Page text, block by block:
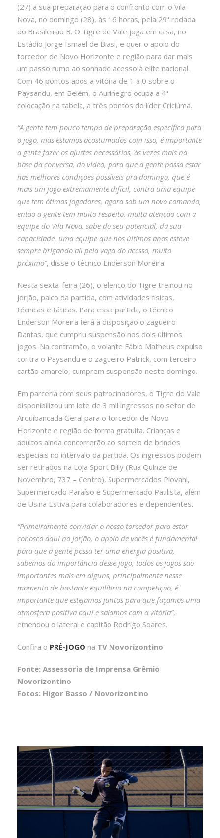
(27) a sua preparação para o confronto com o Vila
Nova, no domingo (28), às 16 horas, pela 29ª rodada
do Brasileirão B. O Tigre do Vale joga em casa, no
Estádio Jorge Ismael de Biasi, e quer o apoio do
torcedor de Novo Horizonte e região para dar mais
um passo rumo ao sonhado acesso à elite nacional.
Com 46 pontos após a vitória de 1 a 0 sobre o
Paysandu, em Belém, o Aurinegro ocupa a 4ª
colocação na tabela, a três pontos do líder Criciúma.
“A gente tem pouco tempo de preparação específica para
o jogo, mas estamos acostumados com isso, é importante
a gente fazer os ajustes necessários, às vezes mais na
base da conversa, do vídeo, para que a gente possa estar
nas melhores condições possíveis pra domingo, que é
mais um jogo extremamente difícil, contra uma equipe
que tem ótimos jogadores, agora sob um novo comando,
então a gente tem muito respeito, muita atenção com a
equipe do Vila Nova, sabe do seu potencial, da sua
capacidade, uma equipe que nos últimos anos esteve
sempre brigando ali pela vaga do acesso, muito
próximo”, disse o técnico Enderson Moreira.
Nesta sexta-feira (26), o elenco do Tigre treinou no
Jorjão, palco da partida, com atividades físicas,
técnicas e táticas. Para essa partida, o técnico
Enderson Moreira terá à disposição o zagueiro
Dantas, que cumpriu suspensão nos dois últimos
jogos. Na contramão, o volante Fábio Matheus expulso
contra o Paysandu e o zagueiro Patrick, com terceiro
cartão amarelo, cumprem suspensão neste domingo.
Em parceria com seus patrocinadores, o Tigre do Vale
disponibilizou um lote de 3 mil ingressos no setor de
Arquibancada Geral para o torcedor de Novo
Horizonte e região de forma gratuita. Crianças e
adultos ainda concorrerão ao sorteio de brindes
especiais no intervalo da partida. Os ingressos podem
ser retirados na Loja Sport Billy (Rua Quinze de
Novembro, 737 – Centro), Supermercados Piovani,
Supermercado Paraíso e Supermercado Paulista, além
de Usina Estiva para colaboradores e dependentes.
“Primeiramente convidar o nosso torcedor para estar
conosco aqui no Jorjão, o apoio de vocês é fundamental
para que a gente possa ter uma energia positiva,
sabemos da importância desse jogo, todos os jogos são
importantes mais em alguns, principalmente nesse
momento de bastante equilíbrio na competição, é
importante que estejamos juntos para que façamos uma
atmosfera positiva aqui e saiamos com a vitória”,
emendou o lateral e capitão Rodrigo Soares.
Confira o PRÉ-JOGO na TV Novorizontino
Fonte: Assessoria de Imprensa Grêmio
Novorizontino
Fotos: Higor Basso / Novorizontino